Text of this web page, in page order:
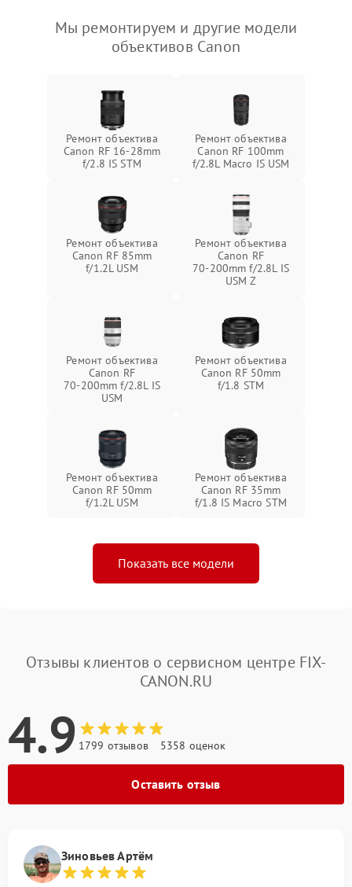
Мы ремонтируем и другие модели
объективов Canon
Ремонт объектива
Canon RF 16‑28mm
f/2.8 IS STM
Ремонт объектива
Canon RF 100mm
f/2.8L Macro IS USM
Ремонт объектива
Canon RF 85mm
f/1.2L USM
Ремонт объектива
Canon RF
70‑200mm f/2.8L IS
USM Z
Ремонт объектива
Canon RF
70‑200mm f/2.8L IS
USM
Ремонт объектива
Canon RF 50mm
f/1.8 STM
Ремонт объектива
Canon RF 50mm
f/1.2L USM
Ремонт объектива
Canon RF 35mm
f/1.8 IS Macro STM
Показать все модели
Отзывы клиентов о сервисном центре FIX-
CANON.RU
4.9 1799 отзывов 5358 оценок
Оставить отзыв
Зиновьев Артём